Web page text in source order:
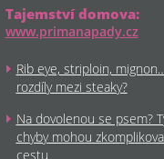
Tajemství domova:
www.primanapady.cz
Rib eye, striploin,
rozdíly mezi steaky?
Na dovolenou se psem?
chyby mohou
cestu